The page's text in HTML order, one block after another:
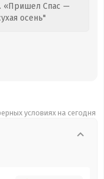
«Пришел Спас —
осень"
условиях на сегодня